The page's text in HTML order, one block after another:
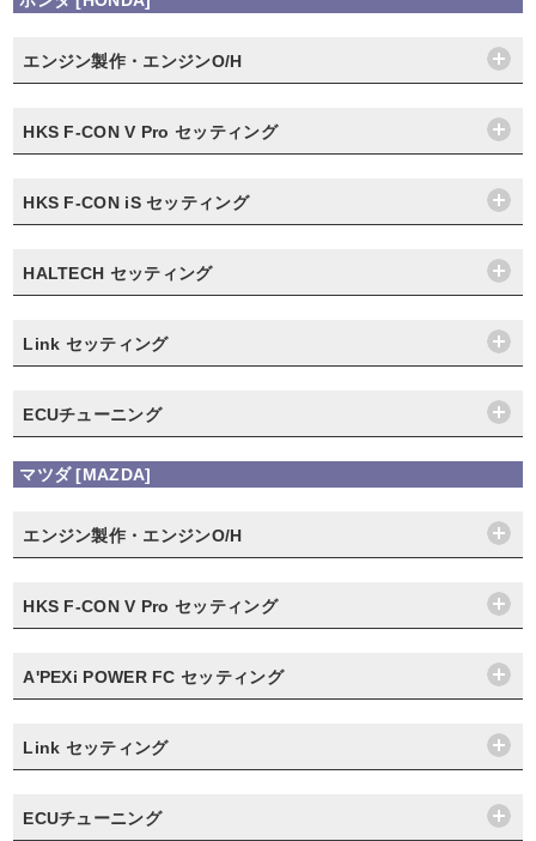
エンジン製作・エンジンO/H
HKS F-CON V Pro セッティング
HKS F-CON iS セッティング
HALTECH セッティング
Link セッティング
ECUチューニング
マツダ [MAZDA]
エンジン製作・エンジンO/H
HKS F-CON V Pro セッティング
A'PEXi POWER FC セッティング
Link セッティング
ECUチューニング